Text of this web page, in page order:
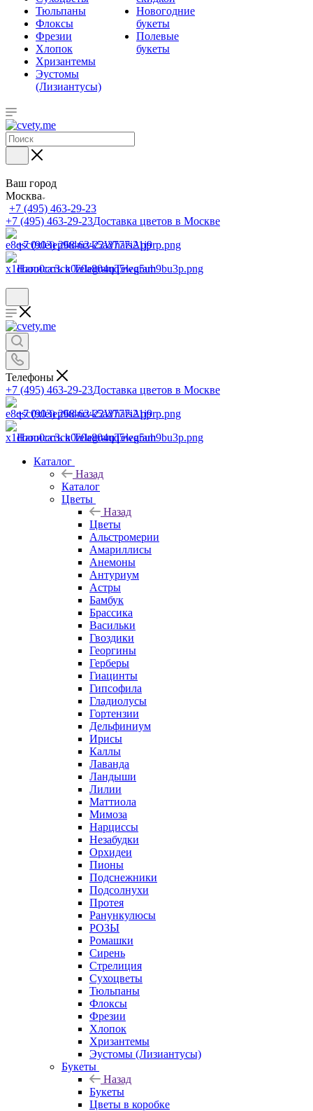
Тюльпаны
Флоксы
Фрезии
Хлопок
Хризантемы
Эустомы
(Лизиантусы)
Новогодние
букеты
Полевые
букеты
Ваш город
Москва
+7 (495) 463-29-23
+7 (495) 463-29-23Доставка цветов в Москве
+7 (903) 268-62-22WhatsApp
Написать в TelegramTelegram
Телефоны
+7 (495) 463-29-23Доставка цветов в Москве
+7 (903) 268-62-22WhatsApp
Написать в TelegramTelegram
Каталог
Назад
Каталог
Цветы
Назад
Цветы
Альстромерии
Амариллисы
Анемоны
Антуриум
Астры
Бамбук
Брассика
Васильки
Гвоздики
Георгины
Герберы
Гиацинты
Гипсофила
Гладиолусы
Гортензии
Дельфиниум
Ирисы
Каллы
Лаванда
Ландыши
Лилии
Маттиола
Мимоза
Нарциссы
Незабудки
Орхидеи
Пионы
Подснежники
Подсолнухи
Протея
Ранункулюсы
РОЗЫ
Ромашки
Сирень
Стрелиция
Сухоцветы
Тюльпаны
Флоксы
Фрезии
Хлопок
Хризантемы
Эустомы (Лизиантусы)
Букеты
Назад
Букеты
Цветы в коробке